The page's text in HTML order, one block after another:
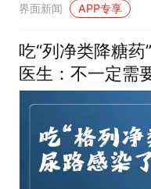
界面新闻 APP专享
吃“列净类降糖药
医生：不一定需